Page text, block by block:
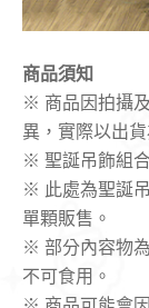
商品須知
※ 商品因拍攝
異，實際以出貨
※ 聖誕吊飾組
※ 此處為聖誕
單顆販售。
※ 部分內容物
不可食用。